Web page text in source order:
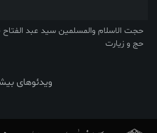
حجت الاسلام والمسلمین سید عبد الفتاح
حج و زیارت
ویدئوهای